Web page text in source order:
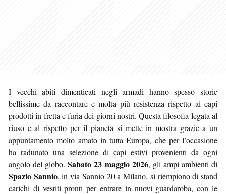
I vecchi abiti dimenticati negli armadi hanno spesso storie
bellissime da raccontare e molta più resistenza rispetto ai capi
prodotti in fretta e furia dei giorni nostri. Questa filosofia legata al
riuso e al rispetto per il pianeta si mette in mostra grazie a un
appuntamento molto amato in tutta Europa, che per l’occasione
ha radunato una selezione di capi estivi provenienti da ogni
angolo del globo.Sabato 23 maggio 2026, gli ampi ambienti di
Spazio Sannio, in via Sannio 20 a Milano, si riempiono di stand
carichi di vestiti pronti per entrare in nuovi guardaroba, con le